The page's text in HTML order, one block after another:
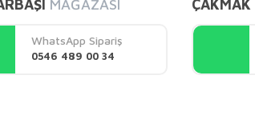
Yorum Yaz
MAĞAZASI
WhatsApp Sipariş
0546 489 00 34
ÇAKMAK